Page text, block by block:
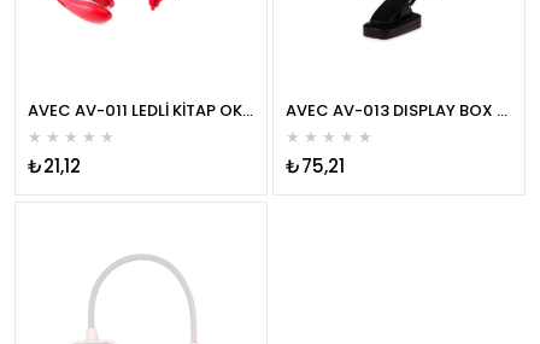
AVEC AV-011 LEDLİ KİTAP OKUMA LAMBASI
★ ★ ★ ★ ★
₺21,12
AVEC AV-013 DISPLAY BOX LEDLİ KİTAP OKUMA LAMBASI
★ ★ ★ ★ ★
₺75,21